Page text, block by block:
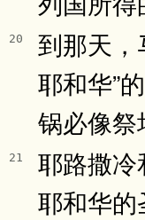
20
到那天，
耶和华”
锅必像祭
21
耶路撒冷
耶和华